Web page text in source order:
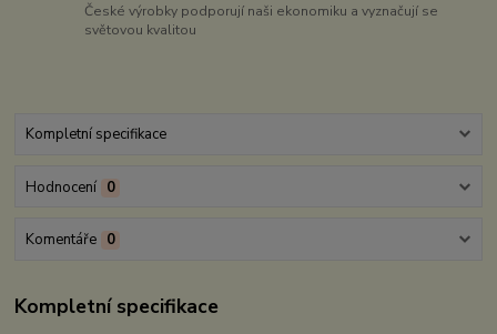
České výrobky podporují naši ekonomiku a vyznačují se
světovou kvalitou
Kompletní specifikace
Hodnocení 0
Komentáře 0
Kompletní specifikace